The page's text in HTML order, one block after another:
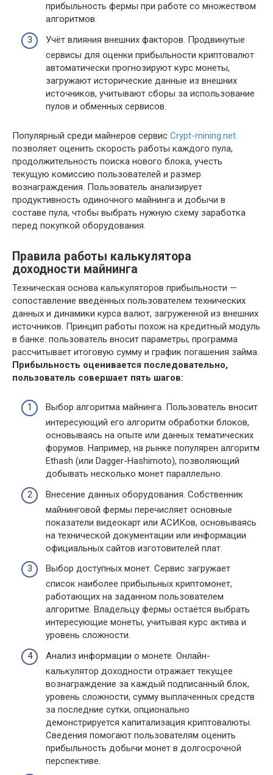
прибыльность фермы при работе со множеством
алгоритмов.
Учёт влияния внешних факторов. Продвинутые
сервисы для оценки прибыльности криптовалют
автоматически прогнозируют курс монеты,
загружают исторические данные из внешних
источников, учитывают сборы за использование
пулов и обменных сервисов.
Популярный среди майнеров сервис Crypt-mining.net
позволяет оценить скорость работы каждого пула,
продолжительность поиска нового блока, учесть
текущую комиссию пользователей и размер
вознаграждения. Пользователь анализирует
продуктивность одиночного майнинга и добычи в
составе пула, чтобы выбрать нужную схему заработка
перед покупкой оборудования.
Правила работы калькулятора
доходности майнинга
Техническая основа калькуляторов прибыльности —
сопоставление введённых пользователем технических
данных и динамики курса валют, загруженной из внешних
источников. Принцип работы похож на кредитный модуль
в банке: пользователь вносит параметры, программа
рассчитывает итоговую сумму и график погашения займа.
Прибыльность оценивается последовательно,
пользователь совершает пять шагов:
Выбор алгоритма майнинга. Пользователь вносит
интересующий его алгоритм обработки блоков,
основываясь на опыте или данных тематических
форумов. Например, на рынке популярен алгоритм
Ethash (или Dagger-Hashimoto), позволяющий
добывать несколько монет параллельно.
Внесение данных оборудования. Собственник
майнинговой фермы перечисляет основные
показатели видеокарт или АСИКов, основываясь
на технической документации или информации
официальных сайтов изготовителей плат.
Выбор доступных монет. Сервис загружает
список наиболее прибыльных криптомонет,
работающих на заданном пользователем
алгоритме. Владельцу фермы остаётся выбрать
интересующие монеты, учитывая курс актива и
уровень сложности.
Анализ информации о монете. Онлайн-
калькулятор доходности отражает текущее
вознаграждение за каждый подписанный блок,
уровень сложности, сумму выплаченных средств
за последние сутки, опционально
демонстрируется капитализация криптовалюты.
Сведения помогают пользователям оценить
прибыльность добычи монет в долгосрочной
перспективе.